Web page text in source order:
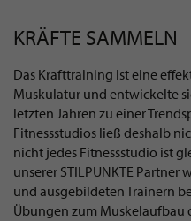
KRÄFTE SAMMELN
Das Krafttraining ist eine
Muskulatur und entwickelte
letzten Jahren zu einer
Fitnessstudios ließ deshalb
nicht jedes Fitnessstudio ist
unserer STILPUNKTE
und ausgebildeten Trainern
Übungen zum